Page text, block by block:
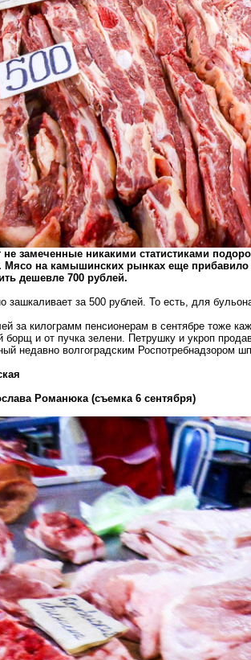
замеченные никакими статистиками
Мясо на камышинских рынках еще
дешевле 700 рублей.
зашкаливает за 500 рублей. То есть, для
за килограмм пенсионерам в сентябре тоже
борщ и от пучка зелени. Петрушку и укроп
недавно волгоградским Роспотребнадзором
Романюка (съемка 6 сентября)